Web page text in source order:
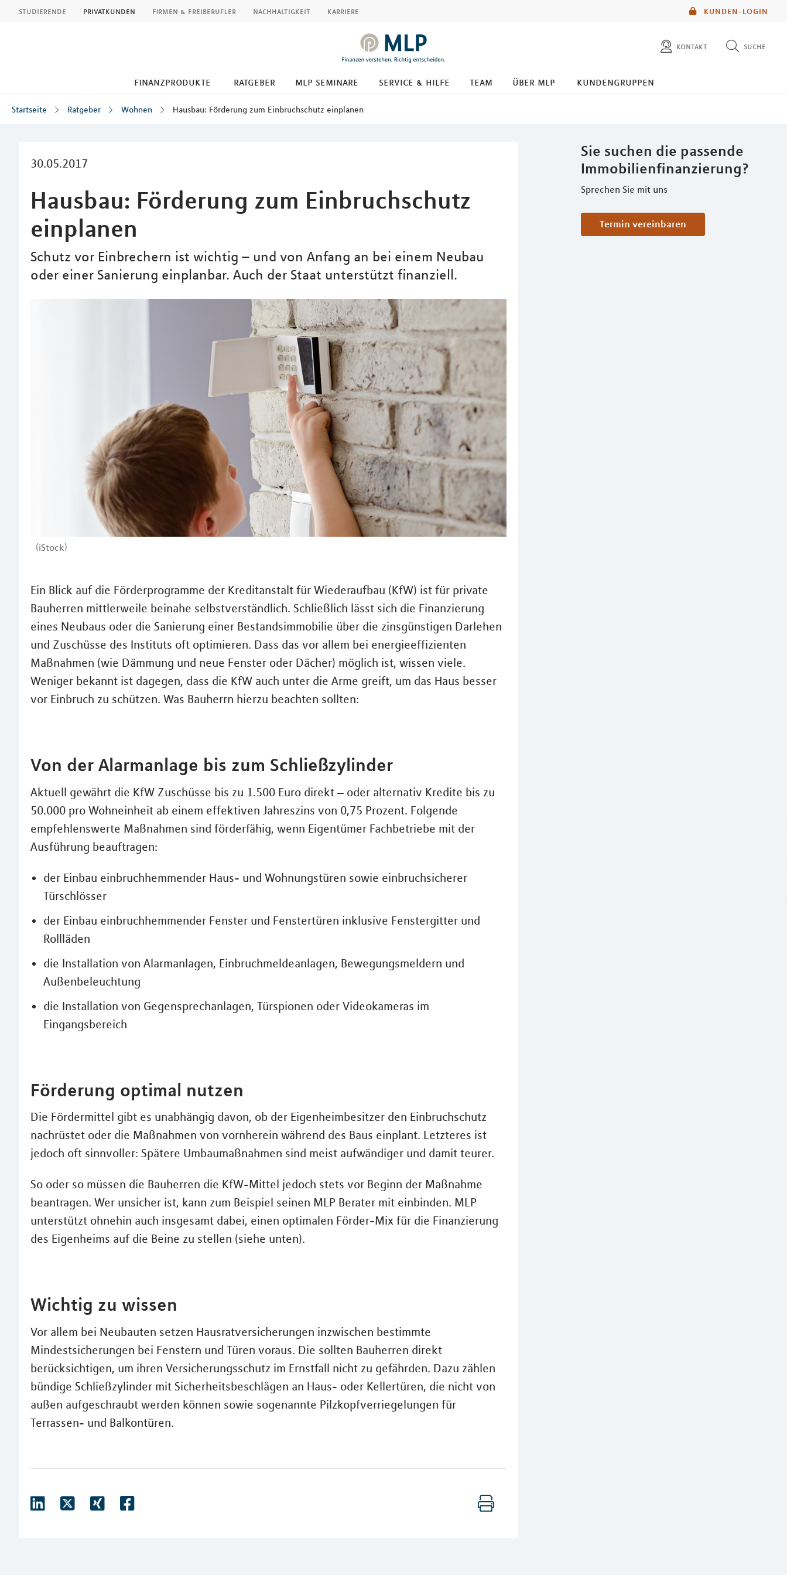
KUNDEN-LOGIN
studierende privatkunden firmen & freiberufler nachhaltigkeit karriere
kontakt suche
diese website durchsuchen
finanzprodukte ratgeber mlp seminare service & hilfe team über mlp kundengruppen
Startseite Ratgeber Wohnen Hausbau: Förderung zum Einbruchschutz einplanen
30.05.2017
Hausbau: Förderung zum Einbruchschutz
einplanen
Schutz vor Einbrechern ist wichtig – und von Anfang an bei einem Neubau
oder einer Sanierung einplanbar. Auch der Staat unterstützt finanziell.
(iStock)
Sie suchen die passende
Immobilienfinanzierung?
Sprechen Sie mit uns
Termin vereinbaren
Ein Blick auf die Förderprogramme der Kreditanstalt für Wiederaufbau (KfW) ist für private
Bauherren mittlerweile beinahe selbstverständlich. Schließlich lässt sich die Finanzierung
eines Neubaus oder die Sanierung einer Bestandsimmobilie über die zinsgünstigen Darlehen
und Zuschüsse des Instituts oft optimieren. Dass das vor allem bei energieeffizienten
Maßnahmen (wie Dämmung und neue Fenster oder Dächer) möglich ist, wissen viele.
Weniger bekannt ist dagegen, dass die KfW auch unter die Arme greift, um das Haus besser
vor Einbruch zu schützen. Was Bauherrn hierzu beachten sollten:
Von der Alarmanlage bis zum Schließzylinder
Aktuell gewährt die KfW Zuschüsse bis zu 1.500 Euro direkt – oder alternativ Kredite bis zu
50.000 pro Wohneinheit ab einem effektiven Jahreszins von 0,75 Prozent. Folgende
empfehlenswerte Maßnahmen sind förderfähig, wenn Eigentümer Fachbetriebe mit der
Ausführung beauftragen:
der Einbau einbruchhemmender Haus- und Wohnungstüren sowie einbruchsicherer
Türschlösser
der Einbau einbruchhemmender Fenster und Fenstertüren inklusive Fenstergitter und
Rollläden
die Installation von Alarmanlagen, Einbruchmeldeanlagen, Bewegungsmeldern und
Außenbeleuchtung
die Installation von Gegensprechanlagen, Türspionen oder Videokameras im
Eingangsbereich
Förderung optimal nutzen
Die Fördermittel gibt es unabhängig davon, ob der Eigenheimbesitzer den Einbruchschutz
nachrüstet oder die Maßnahmen von vornherein während des Baus einplant. Letzteres ist
jedoch oft sinnvoller: Spätere Umbaumaßnahmen sind meist aufwändiger und damit teurer.
So oder so müssen die Bauherren die KfW-Mittel jedoch stets vor Beginn der Maßnahme
beantragen. Wer unsicher ist, kann zum Beispiel seinen MLP Berater mit einbinden. MLP
unterstützt ohnehin auch insgesamt dabei, einen optimalen Förder-Mix für die Finanzierung
des Eigenheims auf die Beine zu stellen (siehe unten).
Wichtig zu wissen
Vor allem bei Neubauten setzen Hausratversicherungen inzwischen bestimmte
Mindestsicherungen bei Fenstern und Türen voraus. Die sollten Bauherren direkt
berücksichtigen, um ihren Versicherungsschutz im Ernstfall nicht zu gefährden. Dazu zählen
bündige Schließzylinder mit Sicherheitsbeschlägen an Haus- oder Kellertüren, die nicht von
außen aufgeschraubt werden können sowie sogenannte Pilzkopfverriegelungen für
Terrassen- und Balkontüren.